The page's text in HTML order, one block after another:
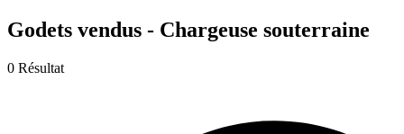
Godets vendus - Chargeuse souterraine
0 Résultat